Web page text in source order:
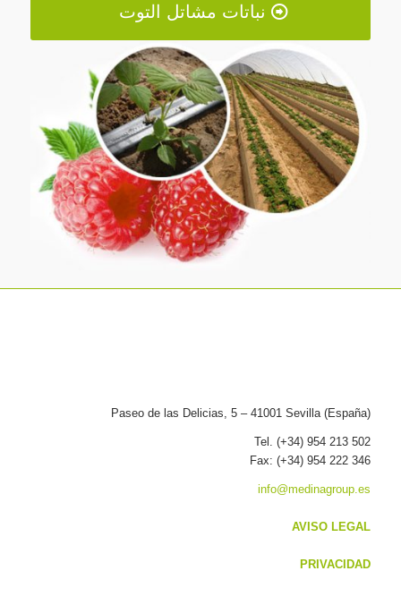
نباتات مشاتل التوت
Paseo de las Delicias, 5 – 41001 Sevilla (España)
Tel. (+34) 954 213 502
Fax: (+34) 954 222 346
info@medinagroup.es
AVISO LEGAL
PRIVACIDAD